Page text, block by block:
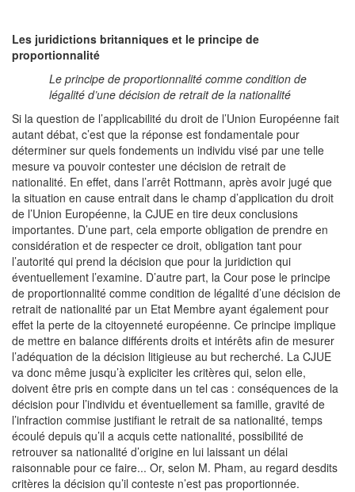
Les juridictions britanniques et le principe de
proportionnalité
Le principe de proportionnalité comme condition de
légalité d’une décision de retrait de la nationalité
Si la question de l’applicabilité du droit de l’Union Européenne fait
autant débat, c’est que la réponse est fondamentale pour
déterminer sur quels fondements un individu visé par une telle
mesure va pouvoir contester une décision de retrait de
nationalité. En effet, dans l’arrêt Rottmann, après avoir jugé que
la situation en cause entrait dans le champ d’application du droit
de l’Union Européenne, la CJUE en tire deux conclusions
importantes. D’une part, cela emporte obligation de prendre en
considération et de respecter ce droit, obligation tant pour
l’autorité qui prend la décision que pour la juridiction qui
éventuellement l’examine. D’autre part, la Cour pose le principe
de proportionnalité comme condition de légalité d’une décision de
retrait de nationalité par un Etat Membre ayant également pour
effet la perte de la citoyenneté européenne. Ce principe implique
de mettre en balance différents droits et intérêts afin de mesurer
l’adéquation de la décision litigieuse au but recherché. La CJUE
va donc même jusqu’à expliciter les critères qui, selon elle,
doivent être pris en compte dans un tel cas : conséquences de la
décision pour l’individu et éventuellement sa famille, gravité de
l’infraction commise justifiant le retrait de sa nationalité, temps
écoulé depuis qu’il a acquis cette nationalité, possibilité de
retrouver sa nationalité d’origine en lui laissant un délai
raisonnable pour ce faire... Or, selon M. Pham, au regard desdits
critères la décision qu’il conteste n’est pas proportionnée.